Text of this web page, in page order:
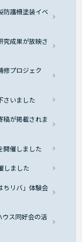
防護柵塗装イベ
究成果が放映さ
修プロジェク
さいました
稿が掲載されま
開催しました
しました
ちリバ」体験会
ウス同好会の活